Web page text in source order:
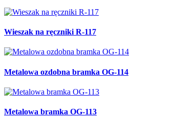
Wieszak na ręczniki R-117
Metalowa ozdobna bramka OG-114
Metalowa bramka OG-113